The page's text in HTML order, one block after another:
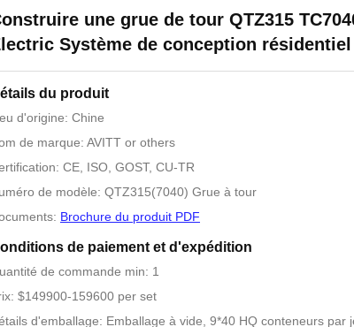
une grue de tour QTZ315
Système de conception résidentiel
du produit
d'origine: Chine
de marque: AVITT or others
CE, ISO, GOST, CU-TR
de modèle: QTZ315(7040) Grue à tour
Brochure du produit PDF
de paiement et d'expédition
de commande min: 1
$149900-159600 per set
d'emballage: Emballage à vide, 9*40 HQ conteneurs par